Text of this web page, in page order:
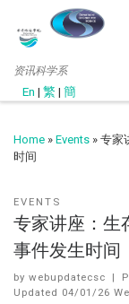
资讯科学系
En | 繁 | 簡
Home » Events » 专家
时间
EVENTS
专家讲座：生
事件发生时间
by webupdatecsc |
Updated 04/01/26